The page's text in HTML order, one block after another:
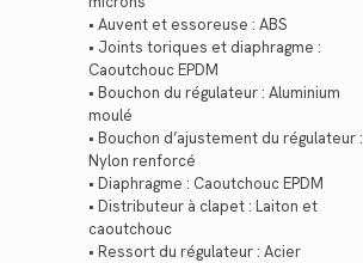
• Auvent et essoreuse : ABS
• Joints toriques et diaphragme :
Caoutchouc EPDM
• Bouchon du régulateur : Aluminium
moulé
• Bouchon d’ajustement du régulateur :
Nylon renforcé
• Diaphragme : Caoutchouc EPDM
• Distributeur à clapet : Laiton et
caoutchouc
• Ressort du régulateur : Acier